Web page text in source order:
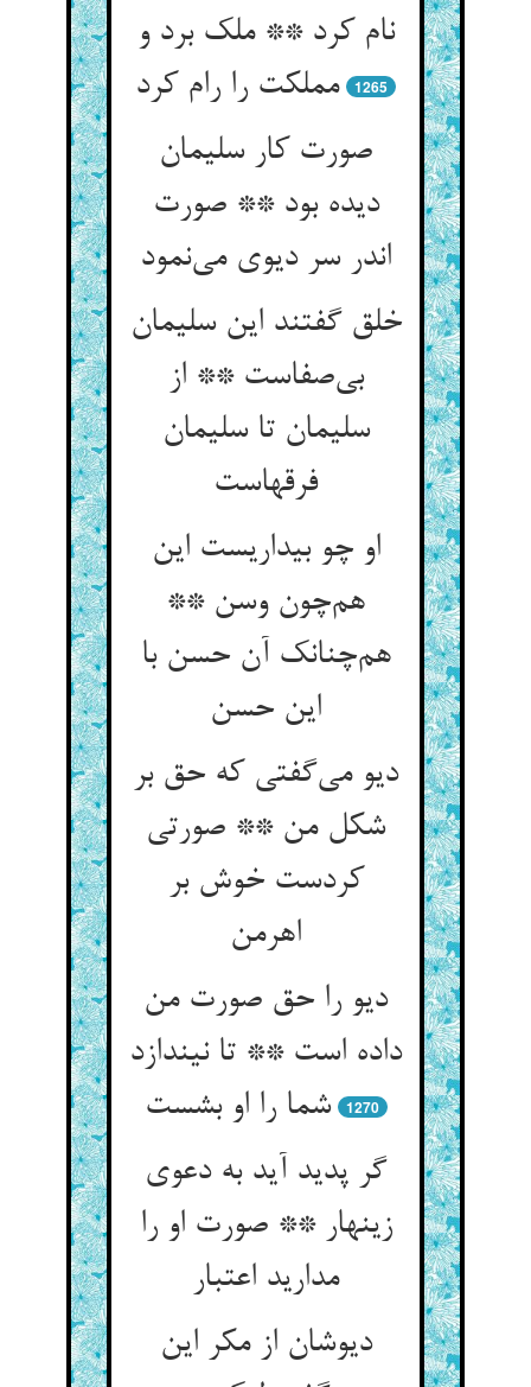
نام کرد ** ملک برد و
مملکت را رام کرد
1265
صورت کار سلیمان
دیده بود ** صورت
اندر سر دیوی می‌نمود
خلق گفتند این سلیمان
بی‌صفاست ** از
سلیمان تا سلیمان
فرقهاست
او چو بیداریست این
هم‌چون وسن **
هم‌چنانک آن حسن با
این حسن
دیو می‌گفتی که حق بر
شکل من ** صورتی
کردست خوش بر
اهرمن
دیو را حق صورت من
داده است ** تا نیندازد
شما را او بشست
1270
گر پدید آید به دعوی
زینهار ** صورت او را
مدارید اعتبار
دیوشان از مکر این